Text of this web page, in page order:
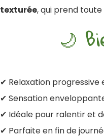
texturée, qui prend
🌙
✔ Relaxation
✔ Sensation
✔ Idéale pour ralentir et
✔ Parfaite en fin de